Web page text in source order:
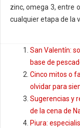
zinc, omega 3, entre
cualquier etapa de la
San Valentín:
base de
Cinco mitos o
olvidar para
Sugerencias y
de la cena de
Piura: